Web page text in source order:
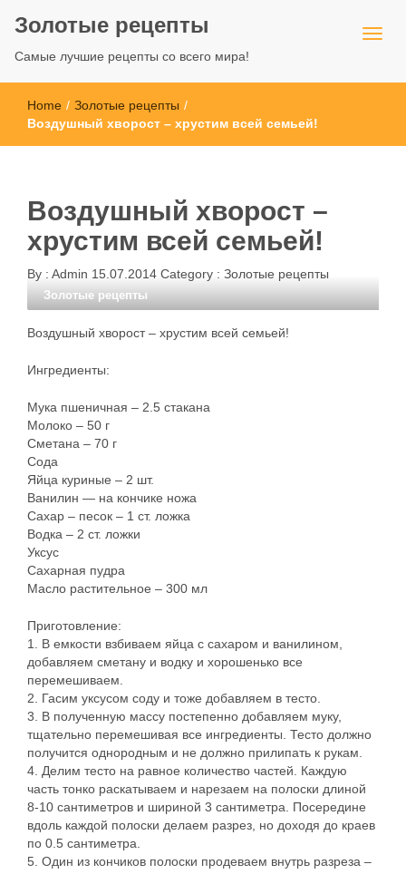
Золотые рецепты
Самые лучшие рецепты со всего мира!
Home / Золотые рецепты /
Воздушный хворост – хрустим всей семьей!
Воздушный хворост –
хрустим всей семьей!
By : Admin 15.07.2014 Category : Золотые рецепты
Золотые рецепты
Воздушный хворост – хрустим всей семьей!
Ингредиенты:
Мука пшеничная – 2.5 стакана
Молоко – 50 г
Сметана – 70 г
Сода
Яйца куриные – 2 шт.
Ванилин — на кончике ножа
Сахар – песок – 1 ст. ложка
Водка – 2 ст. ложки
Уксус
Сахарная пудра
Масло растительное – 300 мл
Приготовление:
1. В емкости взбиваем яйца с сахаром и ванилином,
добавляем сметану и водку и хорошенько все
перемешиваем.
2. Гасим уксусом соду и тоже добавляем в тесто.
3. В полученную массу постепенно добавляем муку,
тщательно перемешивая все ингредиенты. Тесто должно
получится однородным и не должно прилипать к рукам.
4. Делим тесто на равное количество частей. Каждую
часть тонко раскатываем и нарезаем на полоски длиной
8-10 сантиметров и шириной 3 сантиметра. Посередине
вдоль каждой полоски делаем разрез, но доходя до краев
по 0.5 сантиметра.
5. Один из кончиков полоски продеваем внутрь разреза –